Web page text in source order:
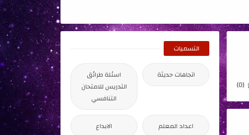
معالجات تطبيقية
(0)
التسميات
اتجاهات حديثة
اسئلة طرائق
التدريس للامتحان
التنافسي
اعداد المعلم الابداع